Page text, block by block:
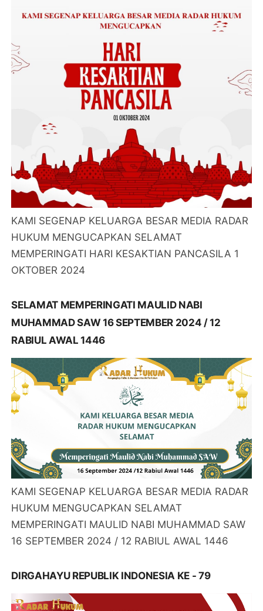
KAMI SEGENAP KELUARGA BESAR MEDIA RADAR
HUKUM MENGUCAPKAN SELAMAT
MEMPERINGATI HARI KESAKTIAN PANCASILA 1
OKTOBER 2024
SELAMAT MEMPERINGATI MAULID NABI
MUHAMMAD SAW 16 SEPTEMBER 2024 / 12
RABIUL AWAL 1446
KAMI SEGENAP KELUARGA BESAR MEDIA RADAR
HUKUM MENGUCAPKAN SELAMAT
MEMPERINGATI MAULID NABI MUHAMMAD SAW
16 SEPTEMBER 2024 / 12 RABIUL AWAL 1446
DIRGAHAYU REPUBLIK INDONESIA KE - 79